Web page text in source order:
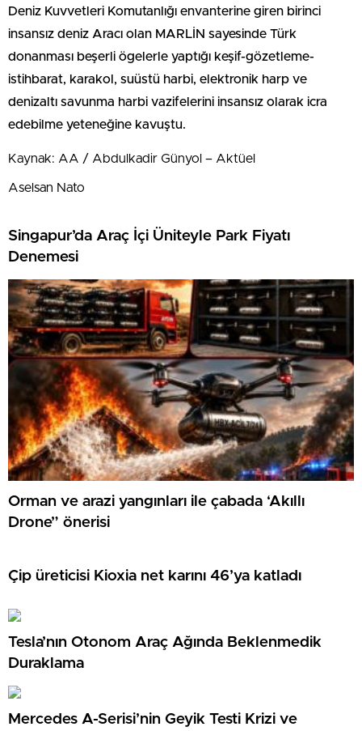
Deniz Kuvvetleri Komutanlığı envanterine giren birinci
insansız deniz Aracı olan MARLİN sayesinde Türk
donanması beşerli ögelerle yaptığı keşif-gözetleme-
istihbarat, karakol, suüstü harbi, elektronik harp ve
denizaltı savunma harbi vazifelerini insansız olarak icra
edebilme yeteneğine kavuştu.
Kaynak: AA / Abdulkadir Günyol – Aktüel
Aselsan Nato
Singapur’da Araç İçi Üniteyle Park Fiyatı
Denemesi
Orman ve arazi yangınları ile çabada ‘Akıllı
Drone” önerisi
Çip üreticisi Kioxia net karını 46’ya katladı
Tesla’nın Otonom Araç Ağında Beklenmedik
Duraklama
Mercedes A-Serisi’nin Geyik Testi Krizi ve